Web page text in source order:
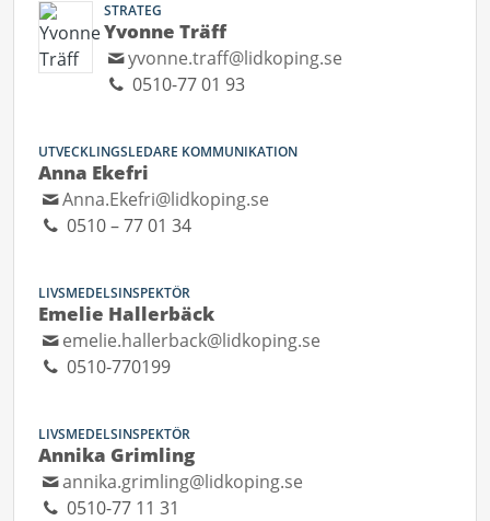
STRATEG
Yvonne Träff
yvonne.traff@lidkoping.se
0510-77 01 93
UTVECKLINGSLEDARE KOMMUNIKATION
Anna Ekefri
Anna.Ekefri@lidkoping.se
0510 – 77 01 34
LIVSMEDELSINSPEKTÖR
Emelie Hallerbäck
emelie.hallerback@lidkoping.se
0510-770199
LIVSMEDELSINSPEKTÖR
Annika Grimling
annika.grimling@lidkoping.se
0510-77 11 31